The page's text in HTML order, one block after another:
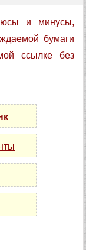
и минусы,
бумаги
ссылке без